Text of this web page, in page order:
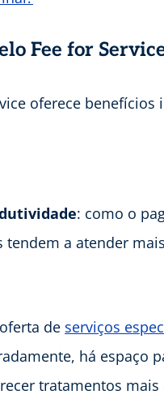
Fee for
oferece
: como o
a atender
de serviços
há espaço
tratamentos